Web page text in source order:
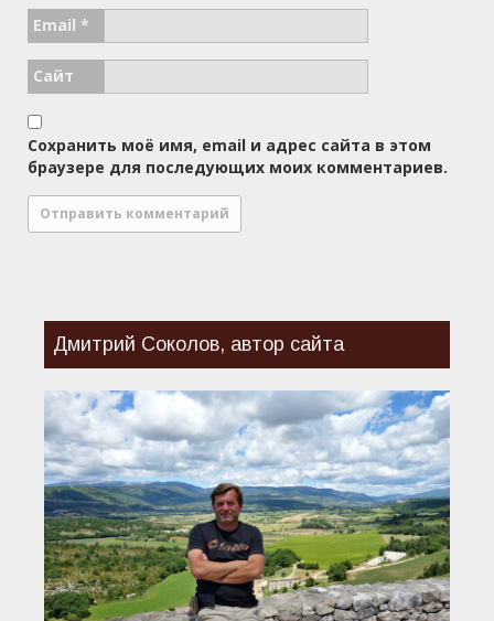
Email *
Сайт
Сохранить моё имя, email и адрес сайта в этом
браузере для последующих моих комментариев.
Дмитрий Соколов, автор сайта